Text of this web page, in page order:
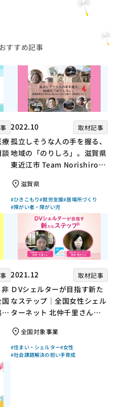
おすすめ記事
療
談
2022.10 取材記事
孤立しそうな人の手を握る、
地域の「のりしろ」。滋賀県
東近江市 Team Norishiroの
滋賀県
#ひきこもり#就労支援#居場所づくり
#障がい者・障がい児
2021.12 取材記事
ＤVシェルターが目指す新た
なステップ｜全国女性シェル
ターネット 北仲千里さん×
ん【聞き手】
全国対象事業
#住まい・シェルター#女性
#社会課題解決の担い手育成